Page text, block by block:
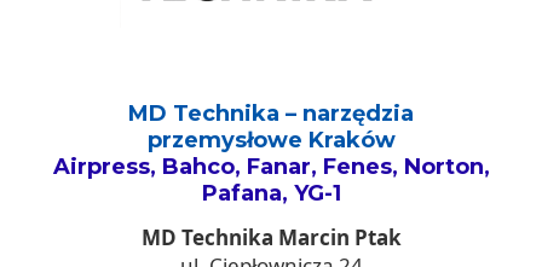
MD Technika – narzędzia
przemysłowe Kraków
Airpress, Bahco, Fanar, Fenes, Norton,
Pafana, YG-1
MD Technika Marcin Ptak